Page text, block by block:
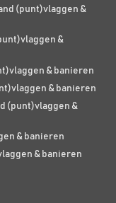
(punt)vlaggen &
&
& banieren
& banieren
(punt)vlaggen &
& banieren
& banieren